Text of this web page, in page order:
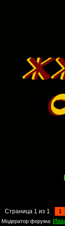
Страница 1 из 1
1
Модератор форума: